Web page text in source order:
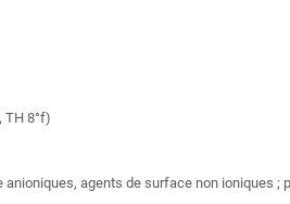
TH 8°f)
anioniques, agents de surface non ioniques ;